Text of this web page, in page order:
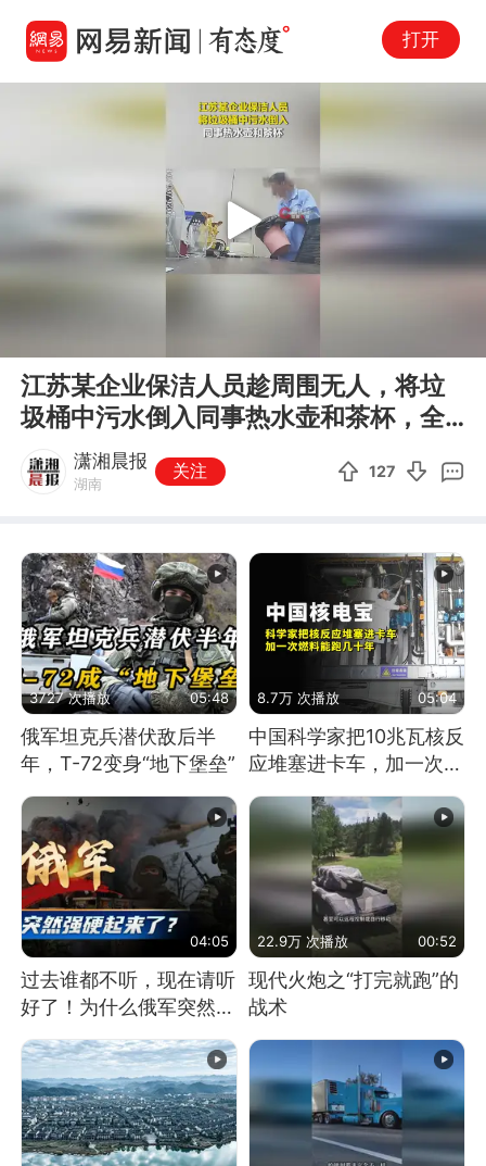
打开
Play
江苏某企业保洁人员趁周围无人，将垃
圾桶中污水倒入同事热水壶和茶杯，全
程被拍下
潇湘晨报
湖南
关注 127
3727 次播放 05:48
俄军坦克兵潜伏敌后半
年，T-72变身“地下堡垒”
8.7万 次播放 05:04
中国科学家把10兆瓦核反
应堆塞进卡车，加一次燃
料能跑几十年
04:05
过去谁都不听，现在请听
好了！为什么俄军突然强
22.9万 次播放 00:52
现代火炮之“打完就跑”的
战术